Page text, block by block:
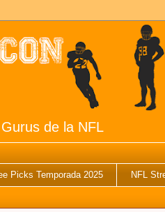
de la NFL
Picks Temporada 2025 NFL